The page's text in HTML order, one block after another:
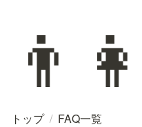
トップ / FAQ一覧